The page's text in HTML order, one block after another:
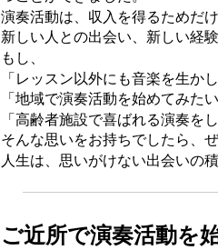
演奏活動は、収入を得るためだ
新しい人との出会い、新しい経
もし、
「レッスン以外にも音楽を生か
「地域で演奏活動を始めてみたい
「高齢者施設で喜ばれる演奏を
そんな思いをお持ちでしたら、
人生は、思いがけない出会いの
ご近所で演奏活動を